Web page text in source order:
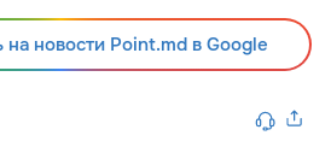
новости Point.md в Google